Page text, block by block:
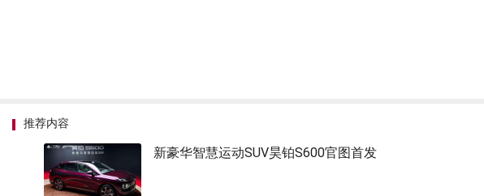
推荐内容
新豪华智慧运动SUV昊铂S600官图首发